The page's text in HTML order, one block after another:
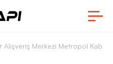
Alışveriş Merkezi Metropol Kabin